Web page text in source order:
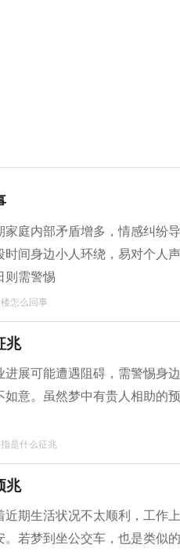
庭内部矛盾增多，情感纠纷
间身边小人环绕，易对个人
则需警惕
怎么回事
兆
展可能遭遇阻碍，需警惕身
如意。虽然梦中有贵人相助的
是什么征兆
兆
期生活状况不太顺利，工作
若梦到坐公交车，也是类似